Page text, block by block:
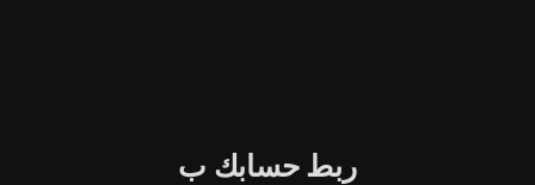
ربط حسابك ب